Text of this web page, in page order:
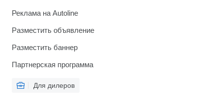
Реклама на Autoline
Разместить объявление
Разместить баннер
Партнерская программа
Для дилеров